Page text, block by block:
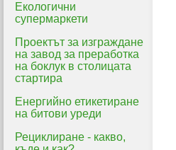
Екологични
супермаркети
Проектът за изграждане
на завод за преработка
на боклук в столицата
стартира
Енергийно етикетиране
на битови уреди
Рециклиране - какво,